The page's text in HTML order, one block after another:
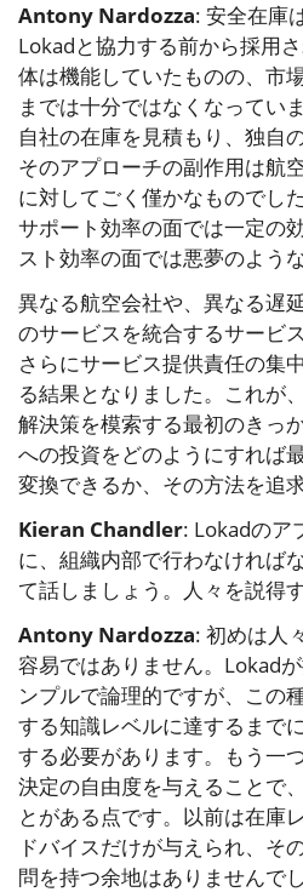
Antony Nardozza: 安全在庫
Lokadと協力する前から採用
体は機能していたものの、市
までは十分ではなくなってい
自社の在庫を見積もり、独自
そのアプローチの副作用は航
に対してごく僅かなものでし
サポート効率の面では一定の
スト効率の面では悪夢のよう
異なる航空会社や、異なる遅
のサービスを統合するサービ
さらにサービス提供責任の集
る結果となりました。これが
解決策を模索する最初のきっ
への投資をどのようにすれば
変換できるか、その方法を追
Kieran Chandler: Lokadのア
に、組織内部で行わなければ
て話しましょう。人々を説得
Antony Nardozza: 初めは人
容易ではありません。Lokad
ンプルで論理的ですが、この
する知識レベルに達するまで
する必要があります。もう一
決定の自由度を与えることで
とがある点です。以前は在庫
ドバイスだけが与えられ、そ
問を持つ余地はありませんで